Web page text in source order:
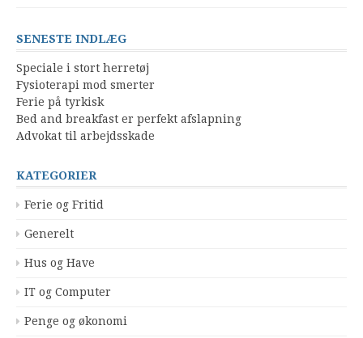
SENESTE INDLÆG
Speciale i stort herretøj
Fysioterapi mod smerter
Ferie på tyrkisk
Bed and breakfast er perfekt afslapning
Advokat til arbejdsskade
KATEGORIER
Ferie og Fritid
Generelt
Hus og Have
IT og Computer
Penge og økonomi